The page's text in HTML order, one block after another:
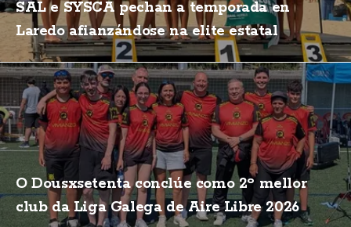
SAL e SYSCA pechan a temporada en
Laredo afianzándose na elite estatal
O Dousxsetenta conclúe como 2º mellor
club da Liga Galega de Aire Libre 2026